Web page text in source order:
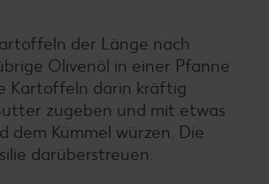
der Länge nach
Olivenöl in einer Pfanne
Kartoffeln darin kräftig
zugeben und mit etwas
dem Kümmel würzen. Die
darüberstreuen.